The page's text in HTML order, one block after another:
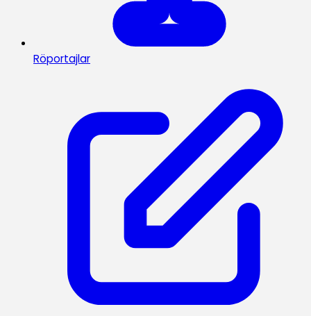
Röportajlar